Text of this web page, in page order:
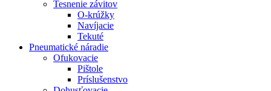
Tesnenie závitov
O-krúžky
Navíjacie
Tekuté
Pneumatické náradie
Ofukovacie
Pištole
Príslušenstvo